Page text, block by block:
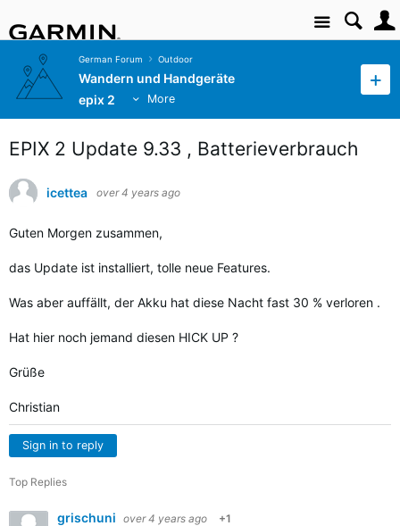
Site
German Forum Outdoor
Wandern und Handgeräte
epix 2
More
EPIX 2 Update 9.33 , Batterieverbrauch
icettea over 4 years ago
Guten Morgen zusammen,
das Update ist installiert, tolle neue Features.
Was aber auffällt, der Akku hat diese Nacht fast 30 % verloren .
Hat hier noch jemand diesen HICK UP ?
Grüße
Christian
Sign in to reply
Top Replies
grischuni over 4 years ago +1